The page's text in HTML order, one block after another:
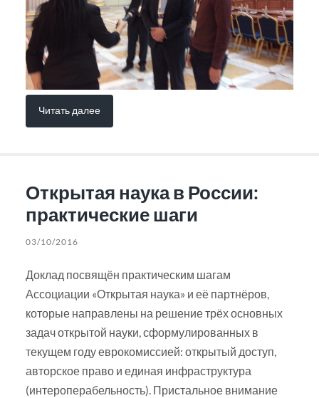
Читать далее
Открытая наука в России:
практические шаги
03/10/2016
Доклад посвящён практическим шагам
Ассоциации «Открытая наука» и её партнёров,
которые направлены на решение трёх основных
задач открытой науки, сформулированных в
текущем году еврокомиссией: открытый доступ,
авторское право и единая инфраструктура
(интероперабельность). Пристальное внимание